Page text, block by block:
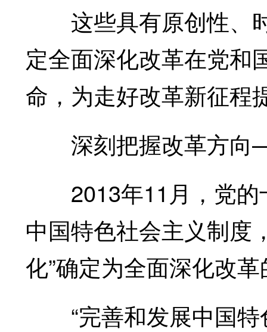
这些具有原创性、
定全面深化改革在党和
命，为走好改革新征程
深刻把握改革方
2013年11月，党的
中国特色社会主义制度
化”确定为全面深化改
“完善和发展中国特